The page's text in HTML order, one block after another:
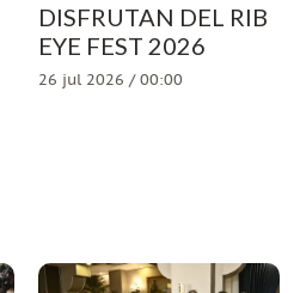
DISFRUTAN DEL RIB
EYE FEST 2026
26 jul 2026 / 00:00